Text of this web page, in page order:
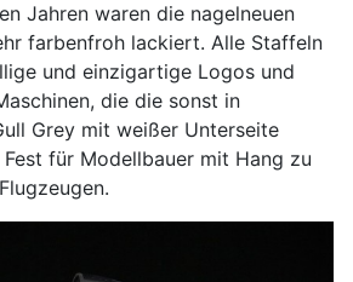
Jahren waren die nagelneuen
farbenfroh lackiert. Alle Staffeln
und einzigartige Logos und
die die sonst in
Grey mit weißer Unterseite
für Modellbauer mit Hang zu